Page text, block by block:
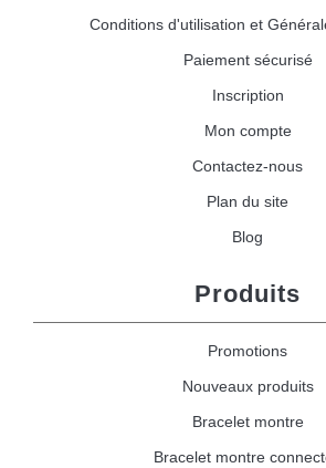
Conditions d'utilisation et
Paiement sécurisé
Inscription
Mon compte
Contactez-nous
Plan du site
Blog
Produits
Promotions
Nouveaux produits
Bracelet montre
Bracelet montre